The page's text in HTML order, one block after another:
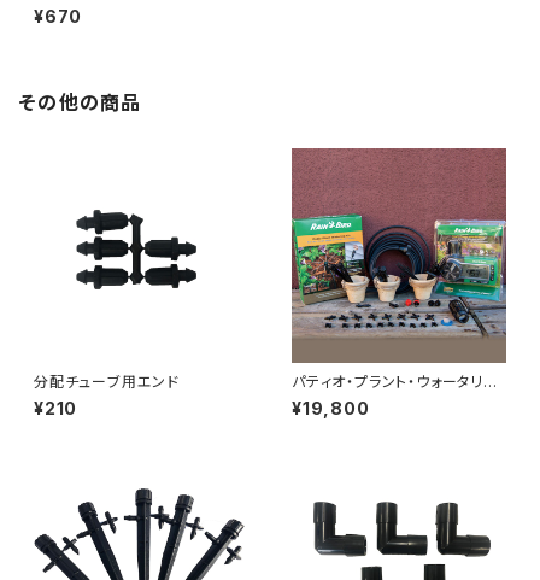
¥670
その他の商品
分配チューブ用エンド
¥210
パティオ・プラント・ウォータリン
グキッド
¥19,800